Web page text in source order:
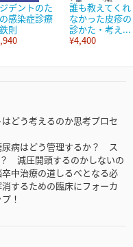
デントのた
感染症診療
則
誰も教えてくれ
なかった皮疹の
診かた・考え...
¥4,400
どう考えるのか思考プロセ
病はどう管理するか？ ス
減圧開頭するのかしないの
中治療の道しるべとなる必
するための臨床にフォーカ
！